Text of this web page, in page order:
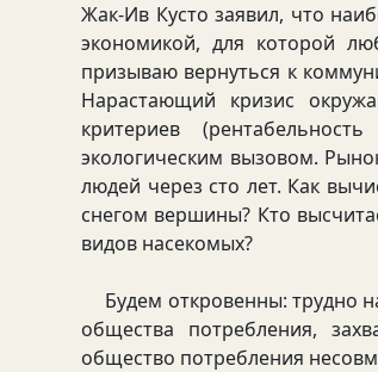
Жак-Ив Кусто заявил, что
экономикой, для которой
призываю вернуться к
Нарастающий кризис
критериев
экологическим вызовом.
людей через сто лет. Как
снегом вершины? Кто
видов насекомых?
Будем откровенны: трудно
общества потребления,
общество потребления